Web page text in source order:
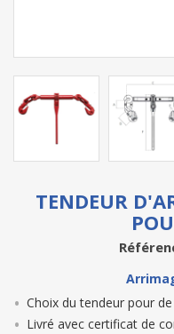
TENDEUR
Choix du tendeur pour
Livré avec certificat de